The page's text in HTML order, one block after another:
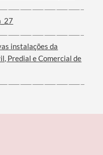
instalações da
Predial e Comercial de